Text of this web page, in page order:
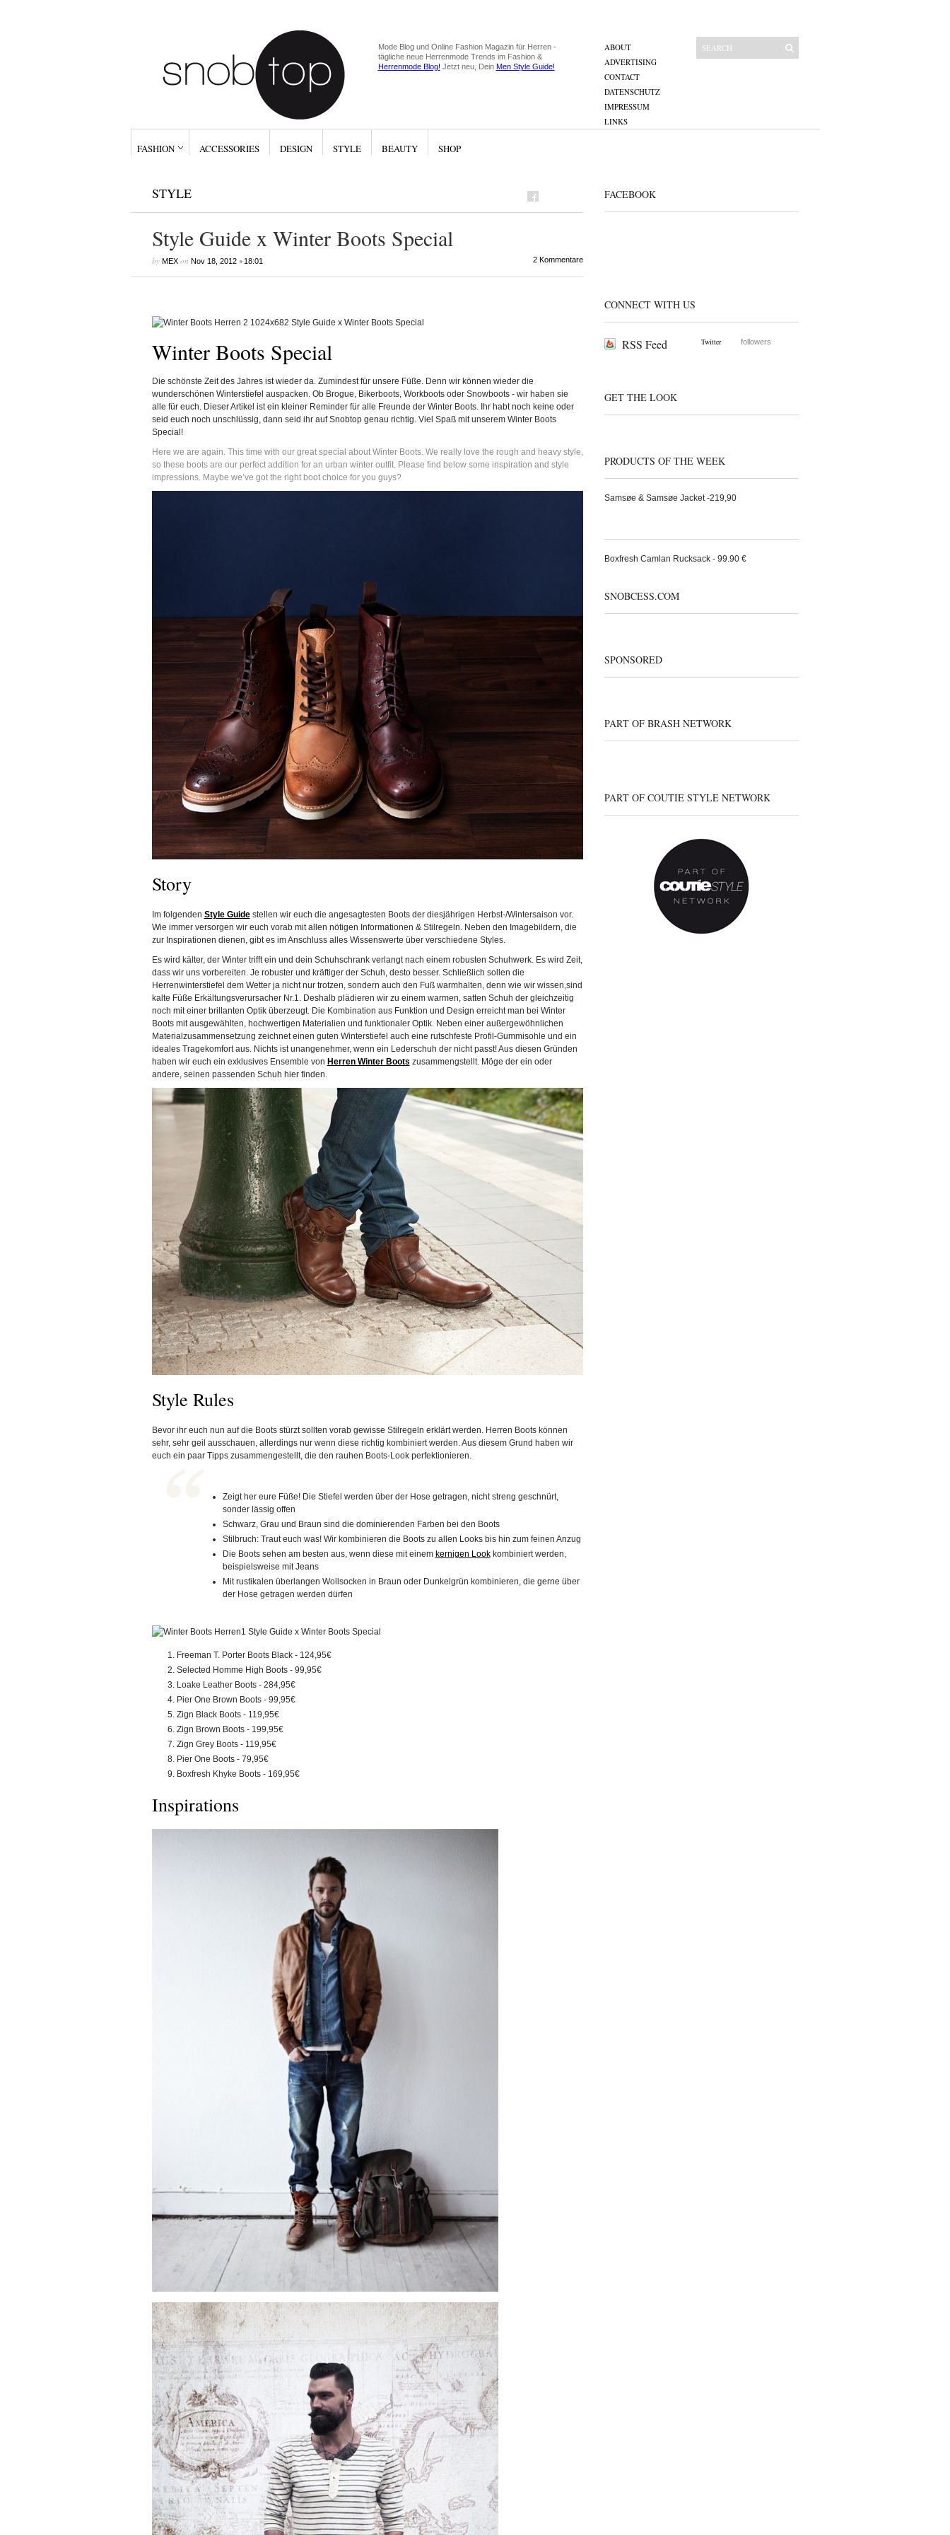
Mode Blog und Online Fashion Magazin für Herren -
tägliche neue Herrenmode Trends im Fashion &
Herrenmode Blog! Jetzt neu, Dein Men Style Guide!
ABOUT
ADVERTISING
CONTACT
DATENSCHUTZ
IMPRESSUM
LINKS
FASHION ACCESSORIES DESIGN STYLE BEAUTY SHOP
STYLE
Style Guide x Winter Boots Special
by MEXon Nov 18, 2012• 18:01 2 Kommentare
Winter Boots Special
Die schönste Zeit des Jahres ist wieder da. Zumindest für unsere Füße. Denn wir können wieder die
wunderschönen Winterstiefel auspacken. Ob Brogue, Bikerboots, Workboots oder Snowboots - wir haben sie
alle für euch. Dieser Artikel ist ein kleiner Reminder für alle Freunde der Winter Boots. Ihr habt noch keine oder
seid euch noch unschlüssig, dann seid ihr auf Snobtop genau richtig. Viel Spaß mit unserem Winter Boots
Special!
Here we are again. This time with our great special about Winter Boots. We really love the rough and heavy style,
so these boots are our perfect addition for an urban winter outfit. Please find below some inspiration and style
impressions. Maybe we’ve got the right boot choice for you guys?
Story
Im folgenden Style Guidestellen wir euch die angesagtesten Boots der diesjährigen Herbst-/Wintersaison vor.
Wie immer versorgen wir euch vorab mit allen nötigen Informationen & Stilregeln. Neben den Imagebildern, die
zur Inspirationen dienen, gibt es im Anschluss alles Wissenswerte über verschiedene Styles.
Es wird kälter, der Winter trifft ein und dein Schuhschrank verlangt nach einem robusten Schuhwerk. Es wird Zeit,
dass wir uns vorbereiten. Je robuster und kräftiger der Schuh, desto besser. Schließlich sollen die
Herrenwinterstiefel dem Wetter ja nicht nur trotzen, sondern auch den Fuß warmhalten, denn wie wir wissen,sind
kalte Füße Erkältungsverursacher Nr.1. Deshalb plädieren wir zu einem warmen, satten Schuh der gleichzeitig
noch mit einer brillanten Optik überzeugt. Die Kombination aus Funktion und Design erreicht man bei Winter
Boots mit ausgewählten, hochwertigen Materialien und funktionaler Optik. Neben einer außergewöhnlichen
Materialzusammensetzung zeichnet einen guten Winterstiefel auch eine rutschfeste Profil-Gummisohle und ein
ideales Tragekomfort aus. Nichts ist unangenehmer, wenn ein Lederschuh der nicht passt! Aus diesen Gründen
haben wir euch ein exklusives Ensemble von Herren Winter Boots zusammengstellt. Möge der ein oder
andere, seinen passenden Schuh hier finden.
Style Rules
Bevor ihr euch nun auf die Boots stürzt sollten vorab gewisse Stilregeln erklärt werden. Herren Boots können
sehr, sehr geil ausschauen, allerdings nur wenn diese richtig kombiniert werden. Aus diesem Grund haben wir
euch ein paar Tipps zusammengestellt, die den rauhen Boots-Look perfektionieren.
Zeigt her eure Füße! Die Stiefel werden über der Hose getragen, nicht streng geschnürt,
sonder lässig offen
Schwarz, Grau und Braun sind die dominierenden Farben bei den Boots
Stilbruch: Traut euch was! Wir kombinieren die Boots zu allen Looks bis hin zum feinen Anzug
Die Boots sehen am besten aus, wenn diese mit einem kernigen Lookkombiniert werden,
beispielsweise mit Jeans
Mit rustikalen überlangen Wollsocken in Braun oder Dunkelgrün kombinieren, die gerne über
der Hose getragen werden dürfen
Freeman T. Porter Boots Black - 124,95€
Selected Homme High Boots - 99,95€
Loake Leather Boots - 284,95€
Pier One Brown Boots - 99,95€
Zign Black Boots - 119,95€
Zign Brown Boots - 199,95€
Zign Grey Boots - 119,95€
Pier One Boots - 79,95€
Boxfresh Khyke Boots - 169,95€
Inspirations
FACEBOOK
CONNECT WITH US
RSS Feed Twitter followers
GET THE LOOK
PRODUCTS OF THE WEEK
Samsøe & Samsøe Jacket -219,90
Boxfresh Camlan Rucksack - 99.90 €
SNOBCESS.COM
SPONSORED
PART OF BRASH NETWORK
PART OF COUTIE STYLE NETWORK